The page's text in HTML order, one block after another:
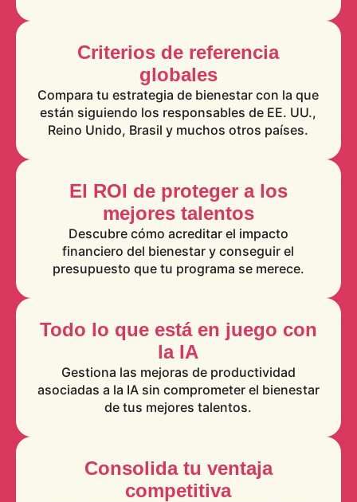
Criterios de referencia
globales
Compara tu estrategia de bienestar con la que
están siguiendo los responsables de EE. UU.,
Reino Unido, Brasil y muchos otros países.
El ROI de proteger a los
mejores talentos
Descubre cómo acreditar el impacto
financiero del bienestar y conseguir el
presupuesto que tu programa se merece.
Todo lo que está en juego con
la IA
Gestiona las mejoras de productividad
asociadas a la IA sin comprometer el bienestar
de tus mejores talentos.
Consolida tu ventaja
competitiva